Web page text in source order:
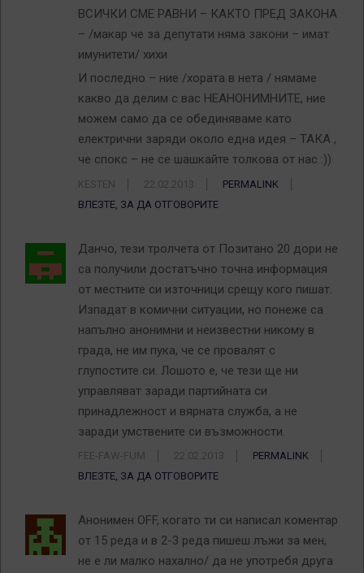
ВСИЧКИ СМЕ РАВНИ – КАКТО ПРЕД ЗАКОНА
– /макар че за депутати няма закони – имат
имунитети/ хихи
И последно – ние /хората в нета / нямаме
какво да делим с вас НЕАНОНИМНИТЕ, ние
можем само да се обединяваме като
електрични заряди около една идея – ТАКА ,
че спокс – не се шашкайте толкова от нас :))
KESTEN 22.02.2013
PERMALINK
ВЛЕЗТЕ, ЗА ДА ОТГОВОРИТЕ
Данчо, тези тролчета от Позитано 20 дори не
са получили достатъчно точна информация
от местните си източници срещу кого пишат.
Изпадат в комични ситуации, но понеже са
напълно анонимни и неизвестни никому в
града, не им пука, че се провалят с
глупостите си. Лошото е, че тези ще ни
управляват заради партийната си
принадлежност и вярната служба, а не
заради умствените си възможности.
FEE-FAW-FUM 22.02.2013
PERMALINK
ВЛЕЗТЕ, ЗА ДА ОТГОВОРИТЕ
Анонимен OFF, когато ти си написал коментар
от 15 реда и в 2-3 реда пишеш лъжи за мен,
не е ли малко нахално/ да не употребя друга